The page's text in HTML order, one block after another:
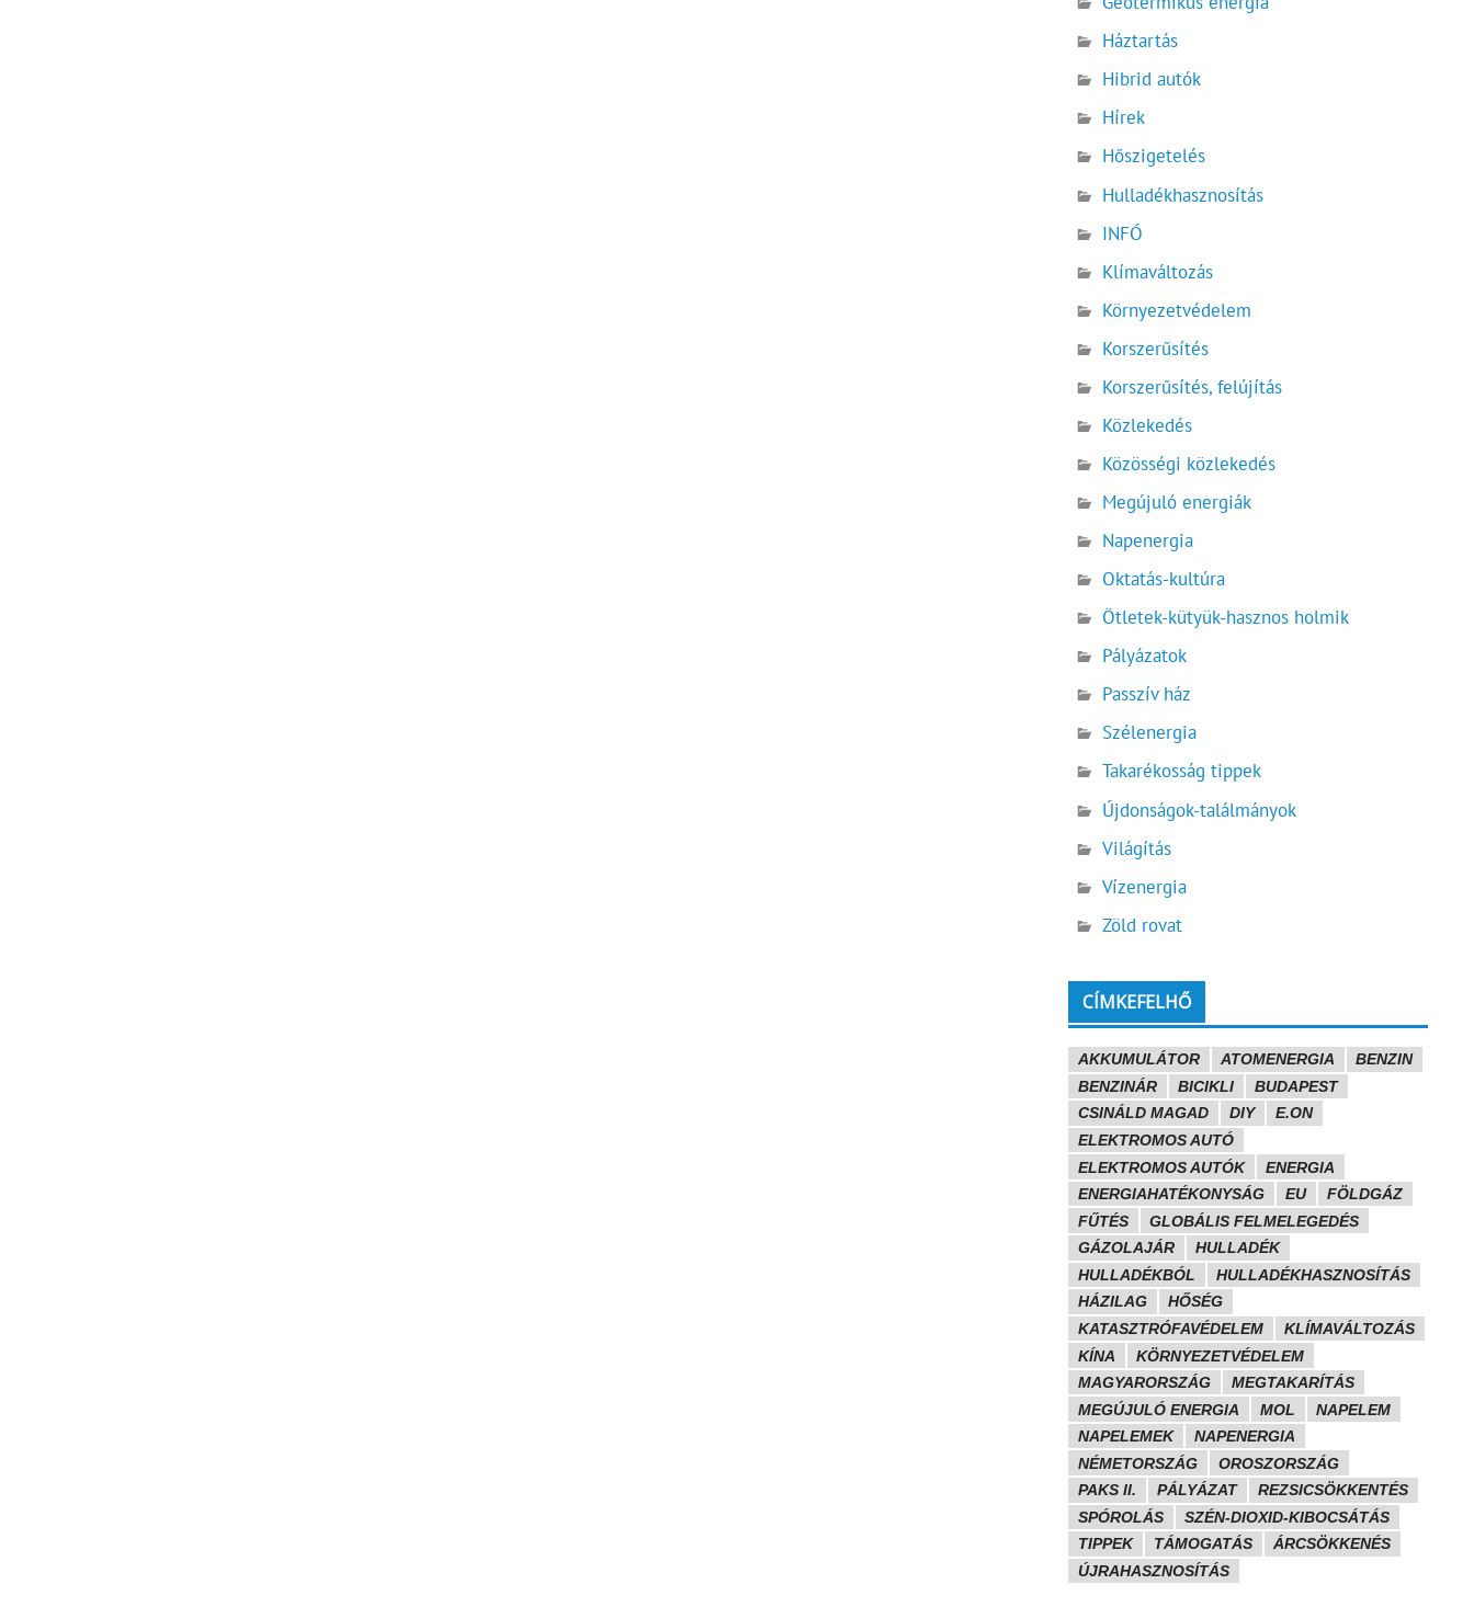
Háztartás
Hibrid autók
Hírek
Hőszigetelés
Hulladékhasznosítás
INFÓ
Klímaváltozás
Környezetvédelem
Korszerűsítés
Korszerűsítés, felújítás
Közlekedés
Közösségi közlekedés
Megújuló energiák
Napenergia
Oktatás-kultúra
Ötletek-kütyük-hasznos holmik
Pályázatok
Passzív ház
Szélenergia
Takarékosság tippek
Újdonságok-találmányok
Világítás
Vízenergia
Zöld rovat
CÍMKEFELHŐ
AKKUMULÁTOR ATOMENERGIA
BENZIN
BENZINÁR
BICIKLI
BUDAPEST
CSINÁLD MAGAD
DIY
E.ON
ELEKTROMOS AUTÓ
ELEKTROMOS AUTÓK
ENERGIA
ENERGIAHATÉKONYSÁG
EU
FÖLDGÁZ
FŰTÉS
GLOBÁLIS FELMELEGEDÉS
GÁZOLAJÁR
HULLADÉK
HULLADÉKBÓL
HULLADÉKHASZNOSÍTÁS
HÁZILAG
HŐSÉG
KATASZTRÓFAVÉDELEM
KLÍMAVÁLTOZÁS
KÍNA
KÖRNYEZETVÉDELEM
MAGYARORSZÁG
MEGTAKARÍTÁS
MEGÚJULÓ ENERGIA
MOL
NAPELEM
NAPELEMEK
NAPENERGIA
NÉMETORSZÁG
OROSZORSZÁG
PAKS II.
PÁLYÁZAT
REZSICSÖKKENTÉS
SPÓROLÁS
SZÉN-DIOXID-KIBOCSÁTÁS
TIPPEK
TÁMOGATÁS
ÁRCSÖKKENÉS
ÚJRAHASZNOSÍTÁS